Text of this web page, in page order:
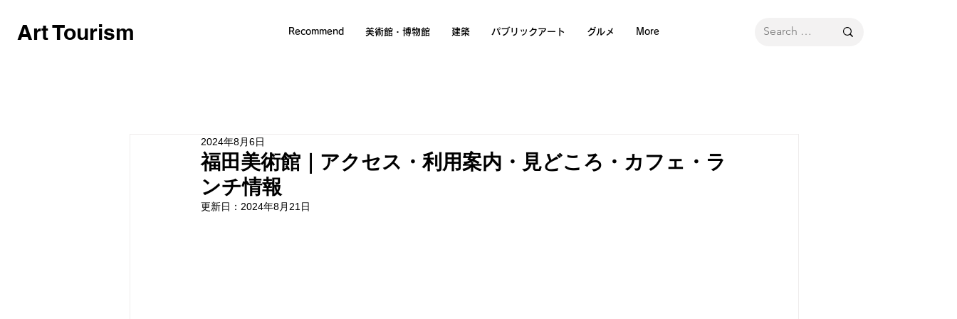
Art Tourism Recommend 美術館・博物館 建築 パブリックアート グルメ More
福田美術館｜アクセス・利用案内・見どころ・カフェ・ラ
ンチ情報
2024年8月6日
更新日： 2024年8月21日